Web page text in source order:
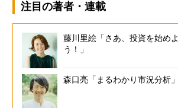
注目の著者・連載
藤川里絵「さあ、投資を始めよ
う！」
森口亮「まるわかり市況分析」